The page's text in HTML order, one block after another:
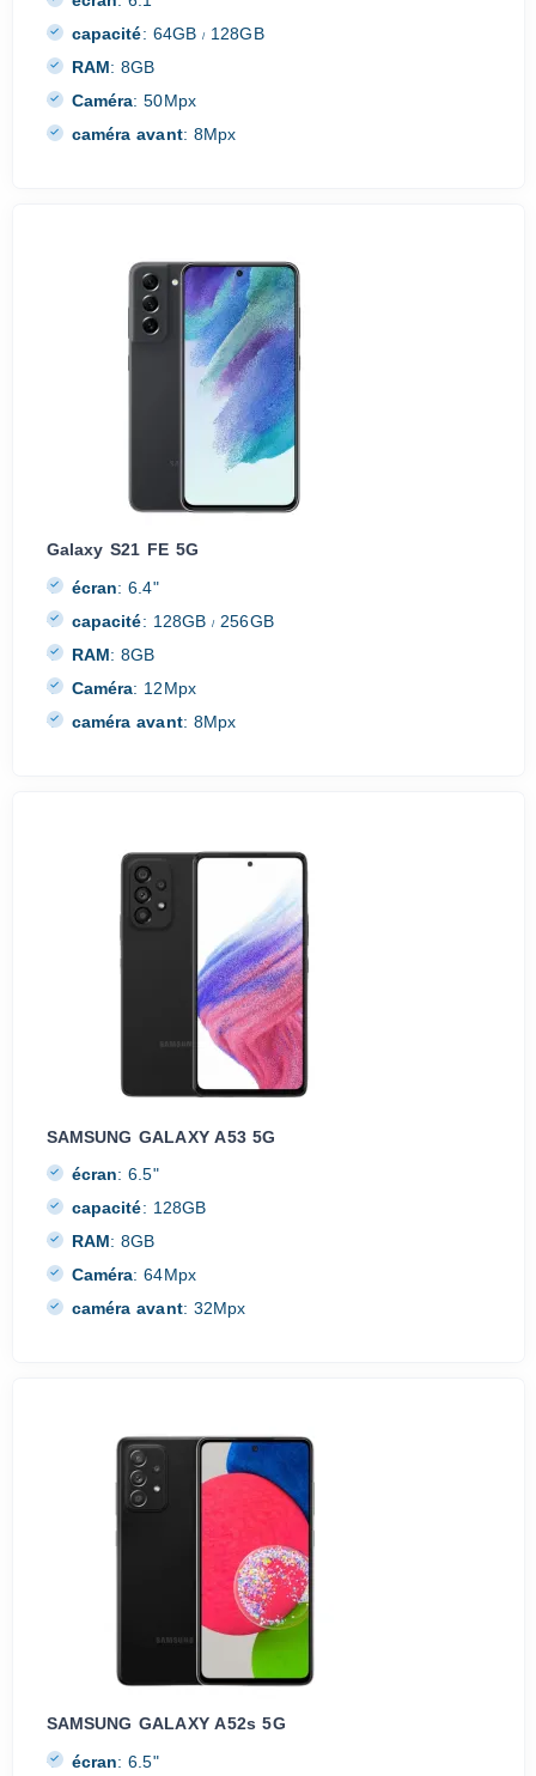
capacité: 64GB/ 128GB
RAM: 8GB
Caméra: 50Mpx
caméra avant: 8Mpx
Galaxy S21 FE 5G
écran: 6.4"
capacité: 128GB/ 256GB
RAM: 8GB
Caméra: 12Mpx
caméra avant: 8Mpx
SAMSUNG GALAXY A53 5G
écran: 6.5"
capacité: 128GB
RAM: 8GB
Caméra: 64Mpx
caméra avant: 32Mpx
SAMSUNG GALAXY A52s 5G
écran: 6.5"